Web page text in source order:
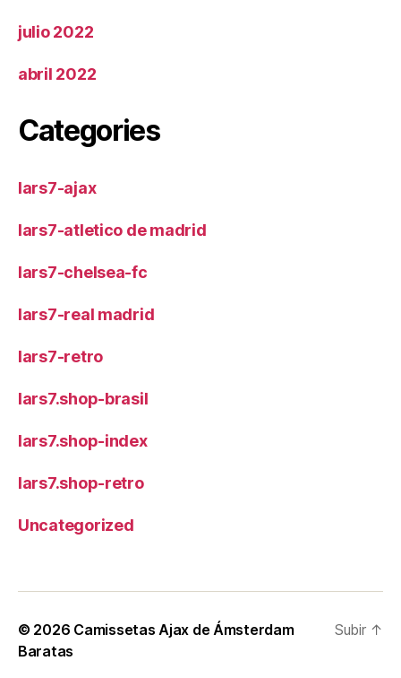
julio 2022
abril 2022
Categories
lars7-ajax
lars7-atletico de madrid
lars7-chelsea-fc
lars7-real madrid
lars7-retro
lars7.shop-brasil
lars7.shop-index
lars7.shop-retro
Uncategorized
© 2026 Camissetas Ajax de Ámsterdam
Baratas
Subir ↑